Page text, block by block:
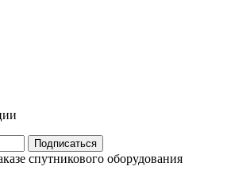
Подписаться
спутникового оборудования